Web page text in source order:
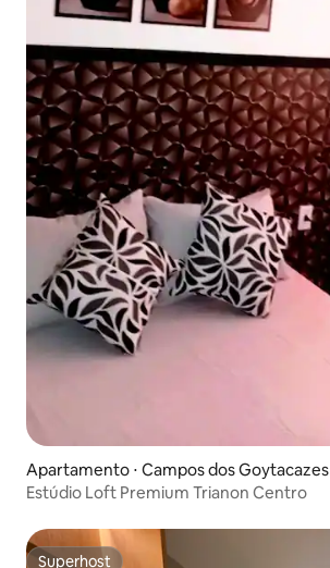
Apartamento ⋅ Campos dos Goytacazes
Estúdio Loft Premium Trianon Centro
Superhost